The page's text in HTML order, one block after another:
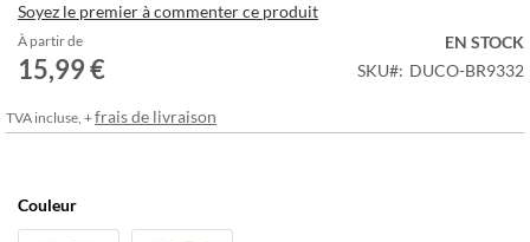
la
Galerie
d’images
Soyez le premier à commenter ce produit
À partir de
15,99 €
EN STOCK
SKU
DUCO-BR9332
TVA incluse, +frais de livraison
Couleur